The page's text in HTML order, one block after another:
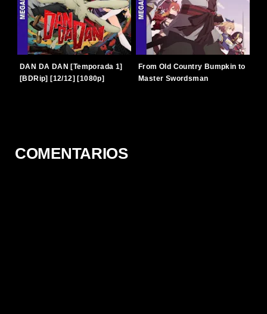
DAN DA DAN [Temporada 1]
[BDRip] [12/12] [1080p]
From Old Country Bumpkin to
Master Swordsman
COMENTARIOS